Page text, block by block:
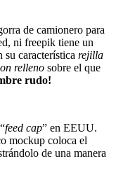
de camionero para
ni freepik tiene un
su característica rejilla
relleno sobre el que
rudo!
feed cap” en EEUU.
mockup coloca el
de una manera